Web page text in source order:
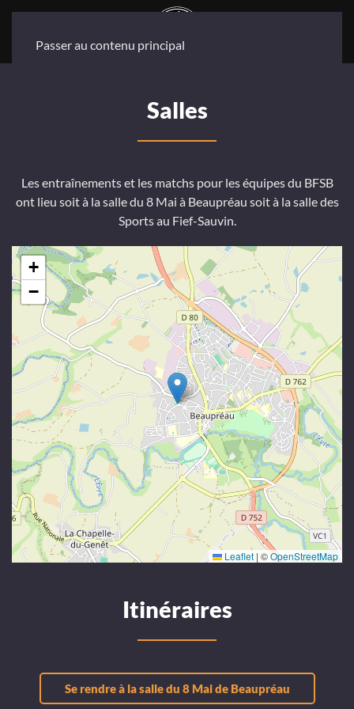
Passer au contenu principal
Salles
Les entraînements et les matchs pour les équipes du BFSB
ont lieu soit à la salle du 8 Mai à Beaupréau soit à la salle des
Sports au Fief-Sauvin.
+
−
Leaflet | ©OpenStreetMap
Itinéraires
Se rendre à la salle du 8 Mai de Beaupréau